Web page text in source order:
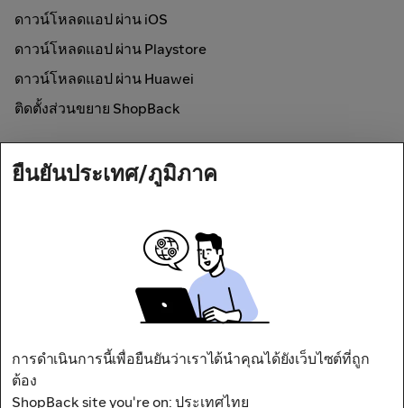
ดาวน์โหลดแอป ผ่าน iOS
ดาวน์โหลดแอป ผ่าน Playstore
ดาวน์โหลดแอป ผ่าน Huawei
ติดตั้งส่วนขยาย ShopBack
ช้อปออนไลน์และรับเงินคืน
ที่อยู่ : 50 อาคารจีเอ็มเอ็มแกรมมี่เพลส
ยืนยันประเทศ/ภูมิภาค
การดำเนินการนี้เพื่อยืนยันว่าเราได้นำคุณได้ยังเว็บไซต์ที่ถูก
ต้อง
ShopBack site you're on: ประเทศไทย